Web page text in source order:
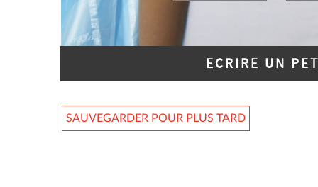
ECRIRE UN
SAUVEGARDER POUR PLUS TARD